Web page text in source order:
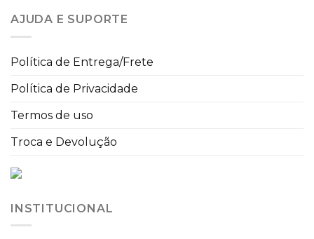
AJUDA E SUPORTE
Política de Entrega/Frete
Política de Privacidade
Termos de uso
Troca e Devolução
INSTITUCIONAL